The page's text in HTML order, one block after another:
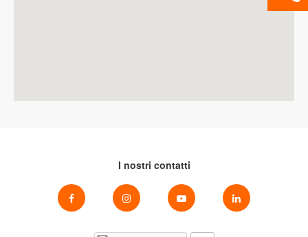
I nostri contatti